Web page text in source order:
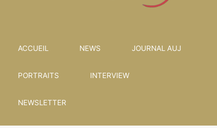
ACCUEIL NEWS JOURNAL AUJ
PORTRAITS INTERVIEW
NEWSLETTER